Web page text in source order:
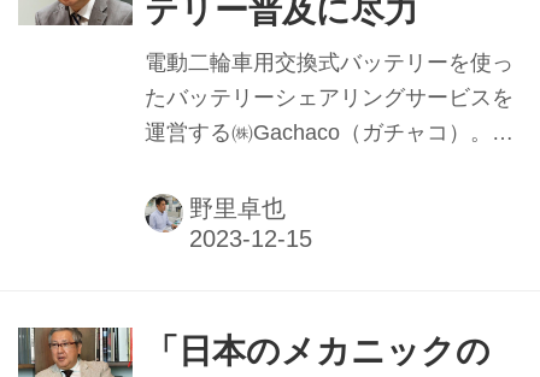
テリー普及に尽力
電動二輪車用交換式バッテリーを使っ
たバッテリーシェアリングサービスを
運営する㈱Gachaco（ガチャコ）。
過した現在と、これからの事業展開に
ついて同社の渡辺一成代表に聞いた。
野里卓也
「日本のメカニックの